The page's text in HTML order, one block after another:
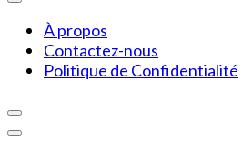
À propos
Contactez-nous
Politique de Confidentialité